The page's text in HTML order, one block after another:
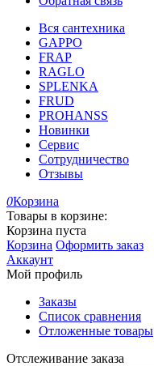
Вся сантехника
GAPPO
FRAP
RAGLO
SPLENKA
FRUD
PROHANSS
Новинки
Сервис
Сотрудничество
Отзывы
0Корзина
Товары в корзине:
Корзина пуста
Корзина Оформить заказ
Аккаунт
Мой профиль
Заказы
Список сравнения
Отложенные товары
Отслеживание заказа